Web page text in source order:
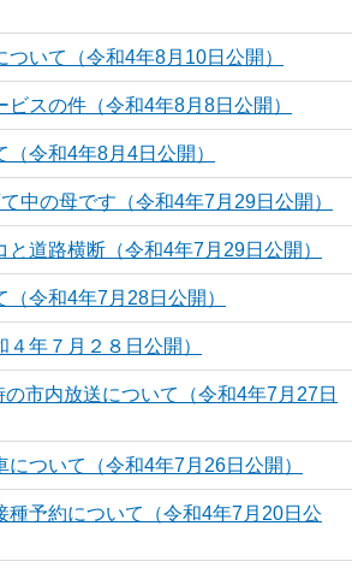
いて（令和4年8月10日公開）
スの件（令和4年8月8日公開）
令和4年8月4日公開）
中の母です（令和4年7月29日公開）
道路横断（令和4年7月29日公開）
令和4年7月28日公開）
年７月２８日公開）
市内放送について（令和4年7月27日
ついて（令和4年7月26日公開）
種予約について（令和4年7月20日公